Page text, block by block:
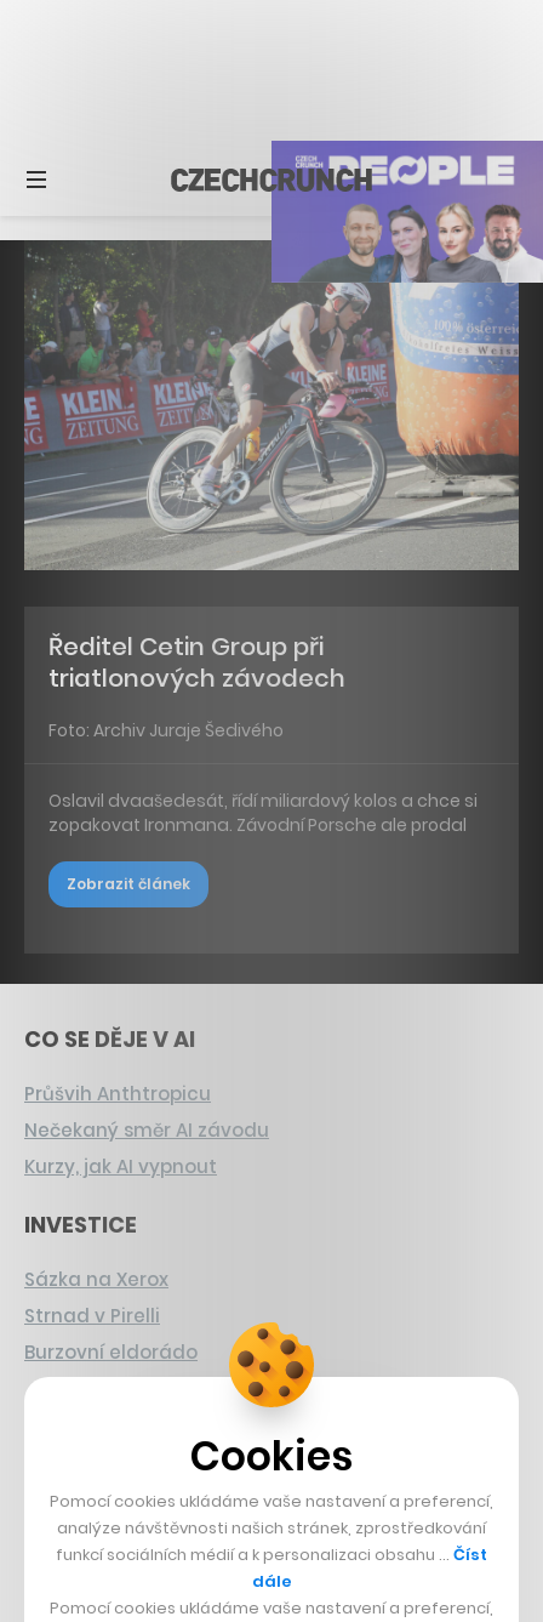
Ředitel Cetin Group při
triatlonových závodech
Foto: Archiv Juraje Šedivého
Oslavil dvaašedesát, řídí miliardový kolos a chce si
zopakovat Ironmana. Závodní Porsche ale prodal
Zobrazit článek
CO SE DĚJE V AI
Průšvih Anthtropicu
Nečekaný směr AI závodu
Kurzy, jak AI vypnout
INVESTICE
Sázka na Xerox
Strnad v Pirelli
Burzovní eldorádo
Boční projekt, co se zvrtnul
Francouzský šéfkuchař na Šumavě
Dva golfisti, co pečou
DESIGN
Cookies
Pomocí cookies ukládáme vaše nastavení a preferencí,
analýze návštěvnosti našich stránek, zprostředkování
funkcí sociálních médií a k personalizaci obsahu … Číst
dále
Pomocí cookies ukládáme vaše nastavení a preferencí,